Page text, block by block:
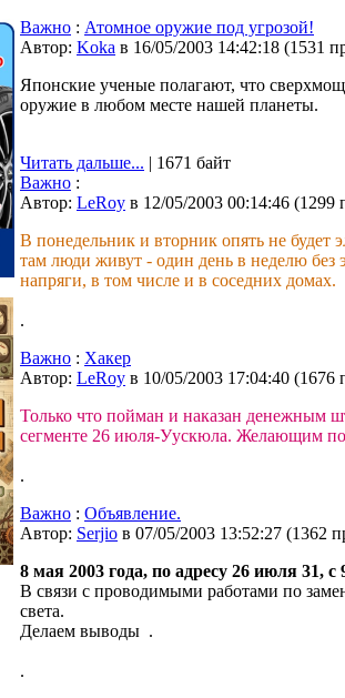
Важно : Атомное оружие под угрозой!
Автор: Koka в 16/05/2003 14:42:18 (1531
Японские ученые полагают, что
оружие в любом месте нашей планеты.
Читать дальше... | 1671 байт
Важно :
Автор: LeRoy в 12/05/2003 00:14:46 (1299
В понедельник и вторник опять не будет
там люди живут - один день в неделю без
напряги, в том числе и в соседних домах.
.
Важно : Хакер
Автор: LeRoy в 10/05/2003 17:04:40 (1676
Только что пойман и наказан денежным
сегменте 26 июля-Уускюла. Желающим
.
Важно : Объявление.
Автор: Serjio в 07/05/2003 13:52:27 (1362
8 мая 2003 года, по адресу 26 июля 31, с
В связи с проводимыми работами по
света.
Делаем выводы .
.